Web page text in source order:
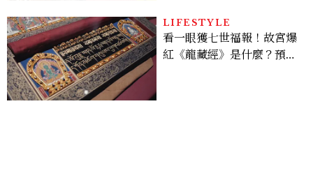
LIFESTYLE
看一眼獲七世福報！故宮爆
紅《龍藏經》是什麼？預約